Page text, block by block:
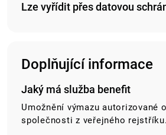
Lze vyřídit přes datovou
Doplňující informace
Jaký má služba benefit
Umožnění výmazu autorizované
společnosti z veřejného rejstříku.